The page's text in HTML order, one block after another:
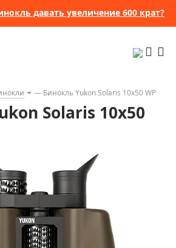
давать увеличение 600 крат?
Бинокль Yukon Solaris 10x50 WP
Solaris 10x50